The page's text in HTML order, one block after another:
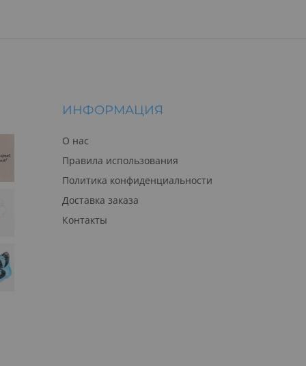
ИНФОРМАЦИЯ
О нас
Правила использования
Политика конфиденциальности
Доставка заказа
Контакты